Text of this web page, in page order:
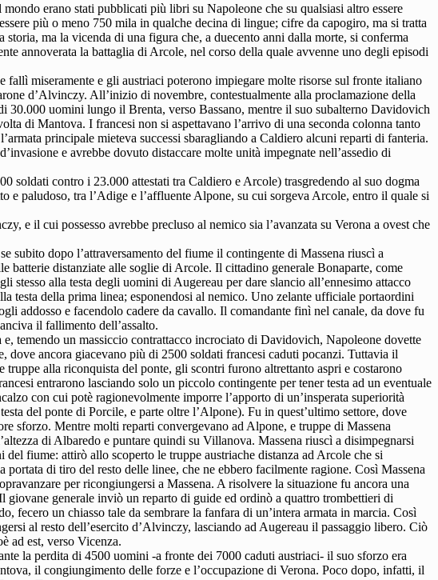
erano stati pubblicati più libri su Napoleone che su qualsiasi altro essere
più o meno 750 mila in qualche decina di lingue; cifre da capogiro, ma si tratta
ma la vicenda di una figura che, a duecento anni dalla morte, si conferma
annoverata la battaglia di Arcole, nel corso della quale avvenne uno degli episodi
miseramente e gli austriaci poterono impiegare molte risorse sul fronte italiano
d’Alvinczy. All’inizio di novembre, contestualmente alla proclamazione della
30.000 uomini lungo il Brenta, verso Bassano, mentre il suo subalterno Davidovich
di Mantova. I francesi non si aspettavano l’arrivo di una seconda colonna tanto
principale mieteva successi sbaragliando a Caldiero alcuni reparti di fanteria.
e avrebbe dovuto distaccare molte unità impegnate nell’assedio di
contro i 23.000 attestati tra Caldiero e Arcole) trasgredendo al suo dogma
paludoso, tra l’Adige e l’affluente Alpone, su cui sorgeva Arcole, entro il quale si
e il cui possesso avrebbe precluso al nemico sia l’avanzata su Verona a ovest che
subito dopo l’attraversamento del fiume il contingente di Massena riuscì a
distanziate alle soglie di Arcole. Il cittadino generale Bonaparte, come
stesso alla testa degli uomini di Augereau per dare slancio all’ennesimo attacco
testa della prima linea; esponendosi al nemico. Uno zelante ufficiale portaordini
addosso e facendolo cadere da cavallo. Il comandante finì nel canale, da dove fu
il fallimento dell’assalto.
temendo un massiccio contrattacco incrociato di Davidovich, Napoleone dovette
dove ancora giacevano più di 2500 soldati francesi caduti pocanzi. Tuttavia il
alla riconquista del ponte, gli scontri furono altrettanto aspri e costarono
entrarono lasciando solo un piccolo contingente per tener testa ad un eventuale
con cui potè ragionevolmente imporre l’apporto di un’insperata superiorità
del ponte di Porcile, e parte oltre l’Alpone). Fu in quest’ultimo settore, dove
sforzo. Mentre molti reparti convergevano ad Alpone, e truppe di Massena
di Albaredo e puntare quindi su Villanova. Massena riuscì a disimpegnarsi
fiume: attirò allo scoperto le truppe austriache distanza ad Arcole che si
di tiro del resto delle linee, che ne ebbero facilmente ragione. Così Massena
per ricongiungersi a Massena. A risolvere la situazione fu ancora una
generale inviò un reparto di guide ed ordinò a quattro trombettieri di
fecero un chiasso tale da sembrare la fanfara di un’intera armata in marcia. Così
al resto dell’esercito d’Alvinczy, lasciando ad Augereau il passaggio libero. Ciò
ad est, verso Vicenza.
la perdita di 4500 uomini -a fronte dei 7000 caduti austriaci- il suo sforzo era
il congiungimento delle forze e l’occupazione di Verona. Poco dopo, infatti, il